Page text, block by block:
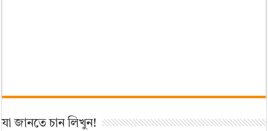
যা জানতে চান লিখুন!